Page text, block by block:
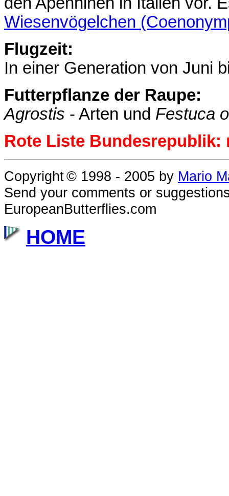
Wiesenvögelchen
Flugzeit:
In einer Generation von Juni
Futterpflanze der Raupe:
Agrostis - Arten und Festuca
Rote Liste Bundesrepublik:
Copyright© 1998 - 2005 by Mario
Send your comments or
EuropeanButterflies.com
HOME